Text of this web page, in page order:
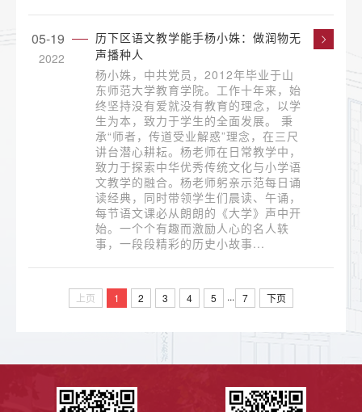
05-19
2022
历下区语文教学能手杨小姝：做润物无
声播种人
杨小姝，中共党员，2012年毕业于山
东师范大学教育学院。工作十年来，始
终坚持没有爱就没有教育的理念，以学
生为本，致力于学生的全面发展。 秉
承“师者，传道受业解惑”理念，在三尺
讲台潜心耕耘。杨老师在日常教学中，
致力于探索中华优秀传统文化与小学语
文教学的融合。杨老师躬亲示范每日诵
读经典，同时带领学生们晨读、午诵，
每节语文课必从朗朗的《大学》声中开
始。一个个有趣而激励人心的名人轶
事，一段段精彩的历史小故事...
上页 1 2 3 4 5 ... 7 下页